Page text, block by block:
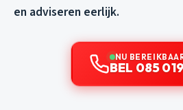
en adviseren eerlijk.
NU
BEL 085